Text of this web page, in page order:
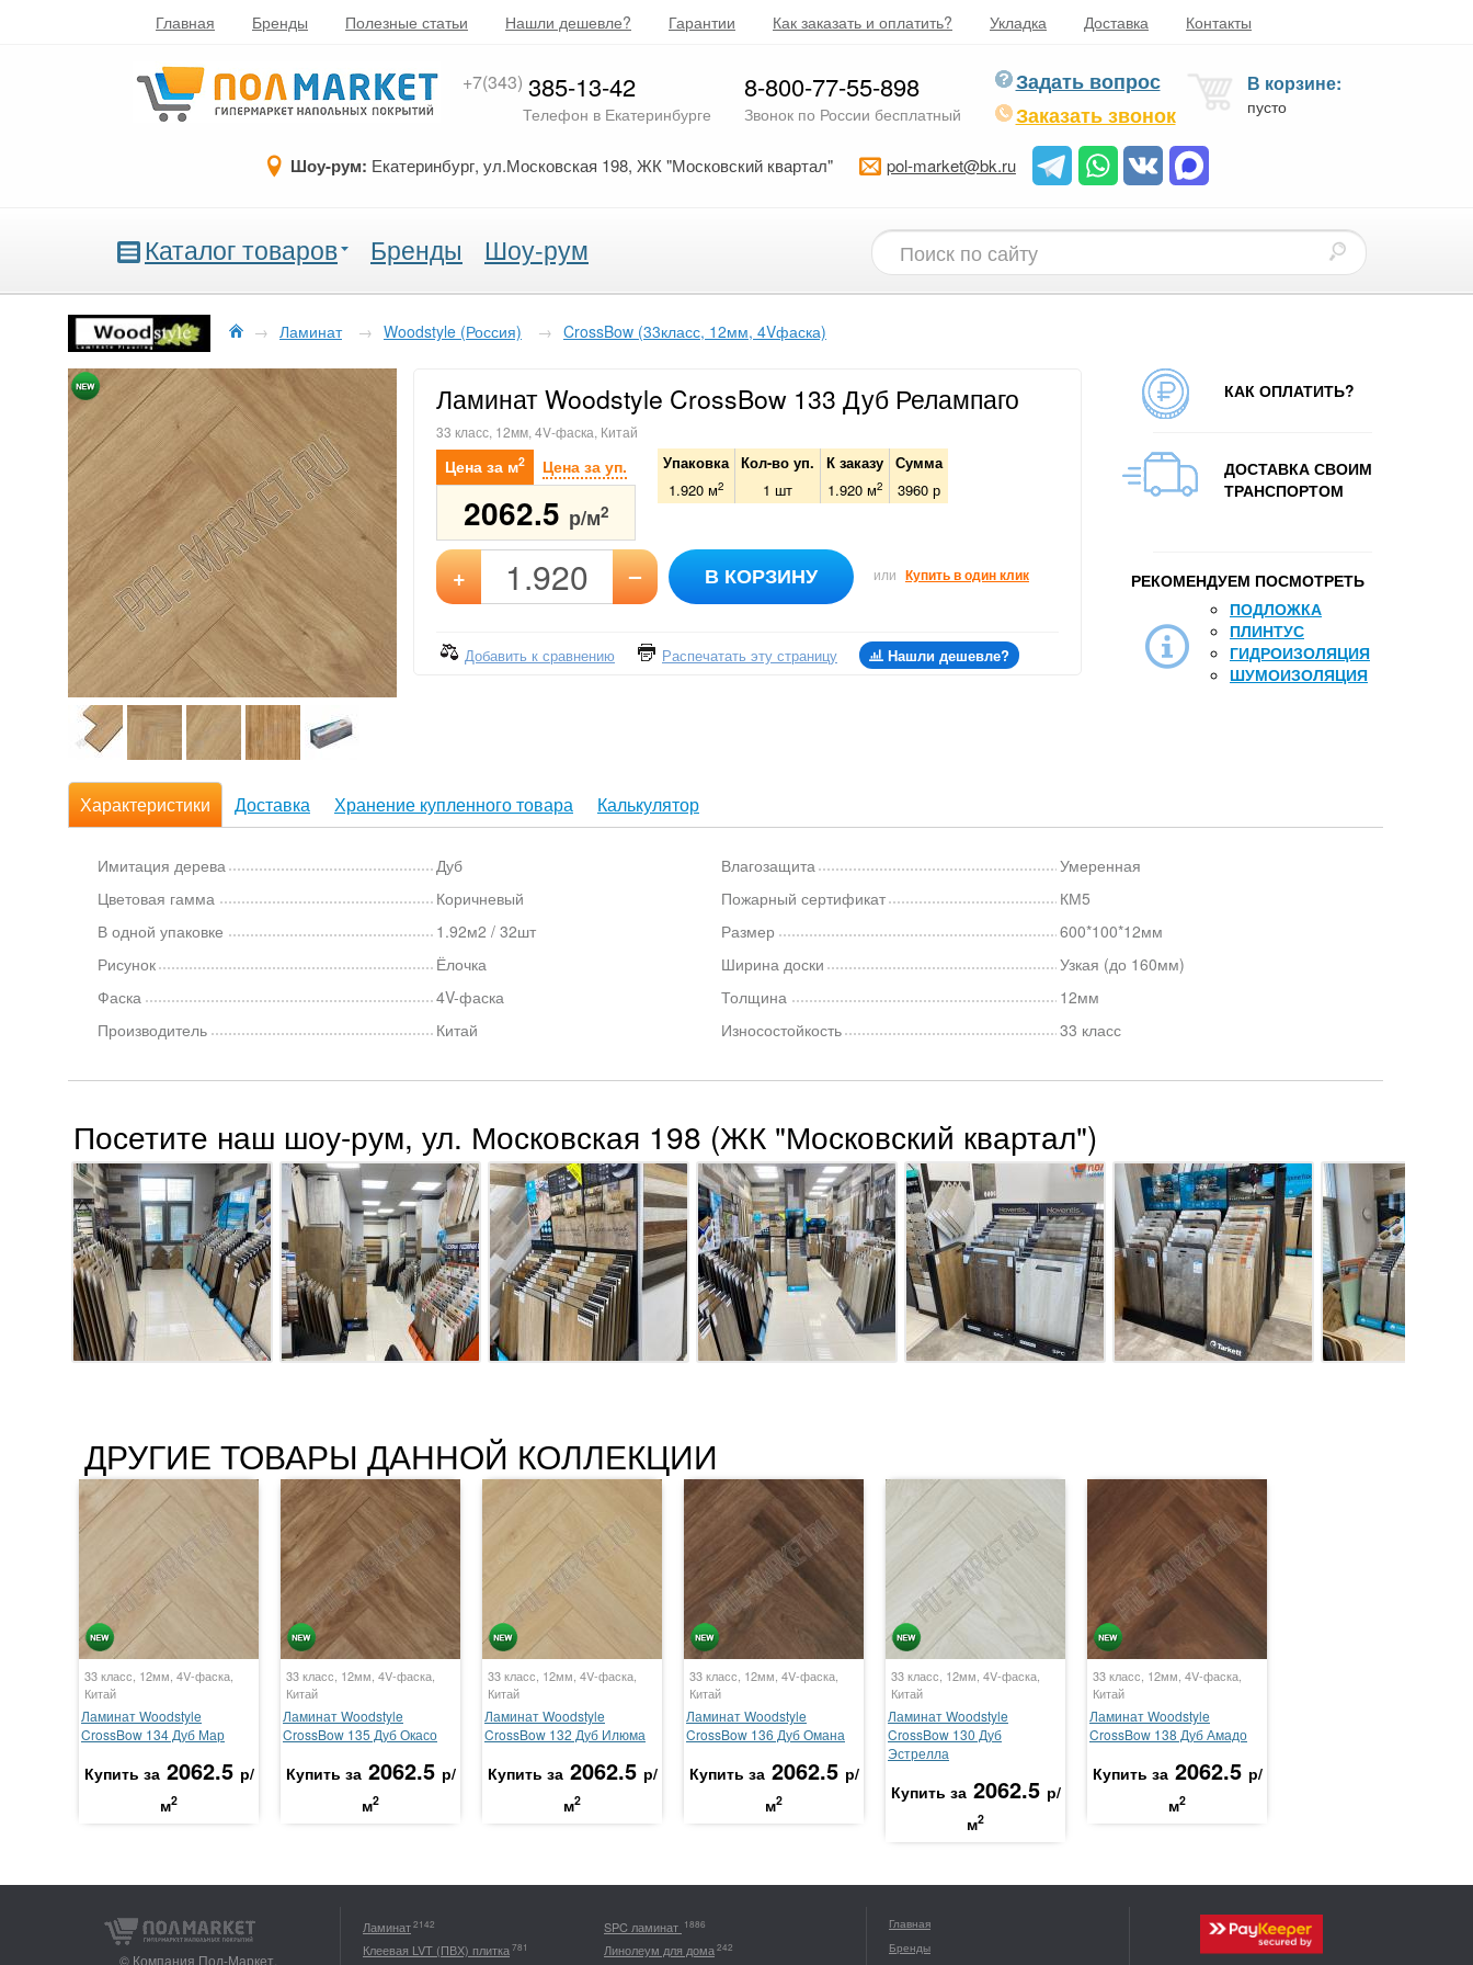
Главная Бренды Полезные статьи Нашли дешевле? Гарантии Как заказать и оплатить? Укладка Доставка Контакты
+7(343) 385-13-42
Телефон в Екатеринбурге
8-800-77-55-898
Звонок по России бесплатный
Задать вопрос
Заказать звонок
В корзине:
пусто
Шоу-рум: Екатеринбург, ул.Московская 198, ЖК "Московский квартал" pol-market@bk.ru
Каталог товаров Бренды Шоу-рум
→ Ламинат → Woodstyle (Россия) → CrossBow (33класс, 12мм, 4Vфаска)
Ламинат Woodstyle CrossBow 133 Дуб Релампаго
33 класс, 12мм, 4V-фаска, Китай
Цена за м2 Цена за уп.
2062.5 р/м2
Упаковка Кол-во уп. К заказу Сумма
1.920 м2 1 шт 1.920 м2 3960 р
+ – В КОРЗИНУ или Купить в один клик
Добавить к сравнению Распечатать эту страницу Нашли дешевле?
КАК ОПЛАТИТЬ?
ДОСТАВКА СВОИМ
ТРАНСПОРТОМ
РЕКОМЕНДУЕМ ПОСМОТРЕТЬ
ПОДЛОЖКА
ПЛИНТУС
ГИДРОИЗОЛЯЦИЯ
ШУМОИЗОЛЯЦИЯ
Характеристики Доставка Хранение купленного товара Калькулятор
Имитация дерева
Дуб
Цветовая гамма
Коричневый
В одной упаковке
1.92м2 / 32шт
Рисунок
Ёлочка
Фаска
4V-фаска
Производитель
Китай
Влагозащита
Умеренная
Пожарный сертификат
КМ5
Размер
600*100*12мм
Ширина доски
Узкая (до 160мм)
Толщина
12мм
Износостойкость
33 класс
Посетите наш шоу-рум, ул. Московская 198 (ЖК "Московский квартал")
ДРУГИЕ ТОВАРЫ ДАННОЙ КОЛЛЕКЦИИ
33 класс, 12мм, 4V-фаска,
Китай
Ламинат Woodstyle
CrossBow 134 Дуб Мар
Купить за 2062.5 р/
м2
33 класс, 12мм, 4V-фаска,
Китай
Ламинат Woodstyle
CrossBow 135 Дуб Окасо
Купить за 2062.5 р/
м2
33 класс, 12мм, 4V-фаска,
Китай
Ламинат Woodstyle
CrossBow 132 Дуб Илюма
Купить за 2062.5 р/
м2
33 класс, 12мм, 4V-фаска,
Китай
Ламинат Woodstyle
CrossBow 136 Дуб Омана
Купить за 2062.5 р/
м2
33 класс, 12мм, 4V-фаска,
Китай
Ламинат Woodstyle
CrossBow 130 Дуб
Эстрелла
Купить за 2062.5 р/
м2
33 класс, 12мм, 4V-фаска,
Китай
Ламинат Woodstyle
CrossBow 138 Дуб Амадо
Купить за 2062.5 р/
м2
© Компания Пол-Маркет,
Ламинат2142 SPC ламинат 1886
Клеевая LVT (ПВХ) плитка781 Линолеум для дома242
Главная
Бренды